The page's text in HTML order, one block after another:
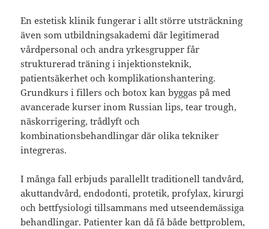
En estetisk klinik fungerar i allt större utsträckning
även som utbildningsakademi där legitimerad
vårdpersonal och andra yrkesgrupper får
strukturerad träning i injektionsteknik,
patientsäkerhet och komplikationshantering.
Grundkurs i fillers och botox kan byggas på med
avancerade kurser inom Russian lips, tear trough,
näskorrigering, trådlyft och
kombinationsbehandlingar där olika tekniker
integreras.
I många fall erbjuds parallellt traditionell tandvård,
akuttandvård, endodonti, protetik, profylax, kirurgi
och bettfysiologi tillsammans med utseendemässiga
behandlingar. Patienter kan då få både bettproblem,